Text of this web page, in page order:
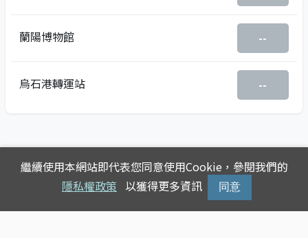
蘭陽博物館 --
烏石港轉運站 --
繼續使用本網站即代表您同意使用Cookie，參閱我們的
隱私權政策 以獲得更多資訊 同意